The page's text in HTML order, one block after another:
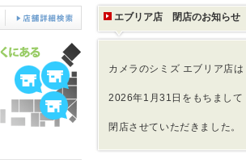
エブリア店 閉店のお知らせ
カメラのシミズ エブリア店は
2026年1月31日をもちまして
閉店させていただきました。